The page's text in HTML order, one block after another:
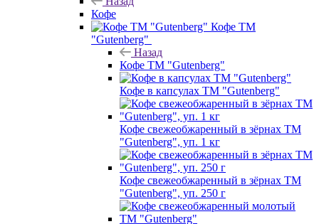
Кофе
Кофе ТМ
"Gutenberg"
Назад
Кофе ТМ "Gutenberg"
Кофе в капсулах ТМ "Gutenberg"
Кофе свежеобжаренный в зёрнах ТМ
"Gutenberg", уп. 1 кг
Кофе свежеобжаренный в зёрнах ТМ
"Gutenberg", уп. 250 г